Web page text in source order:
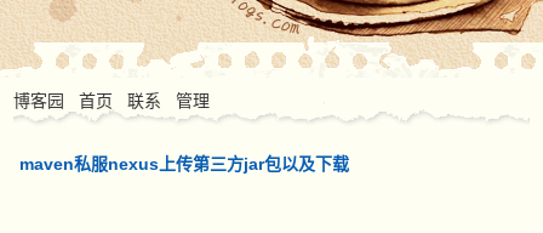
博客园 首页 联系 管理
maven私服nexus上传第三方jar包以及下载